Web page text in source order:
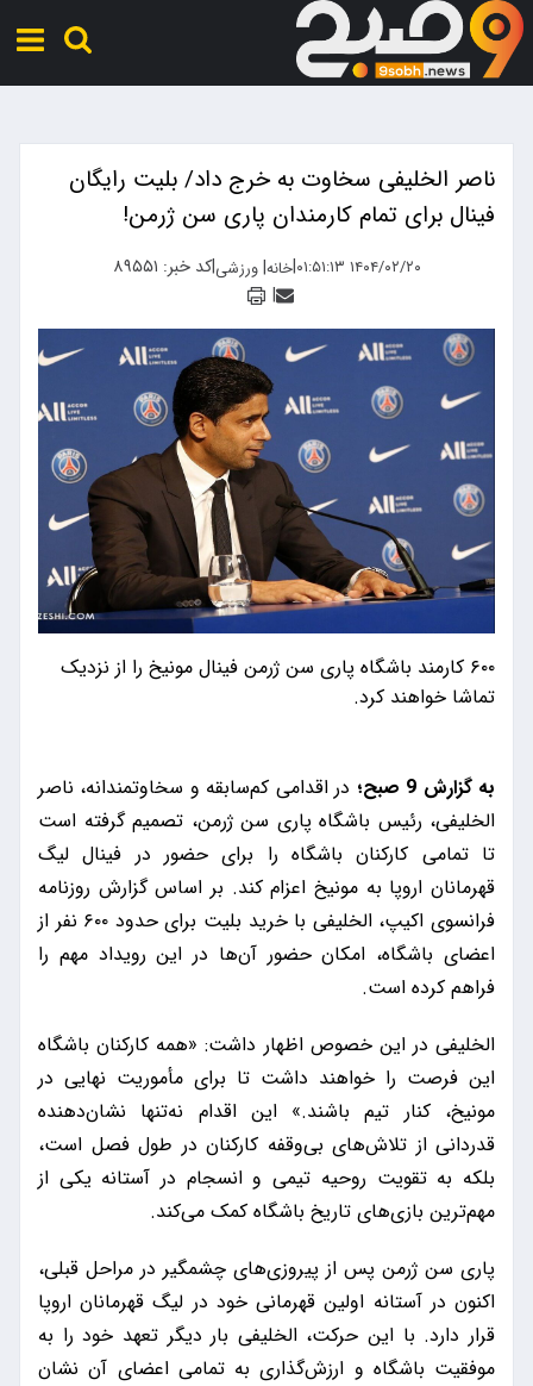
ناصر الخلیفی سخاوت به خرج داد/ بلیت رایگان
فینال برای تمام کارمندان پاری سن ژرمن!
۱۴۰۴/۰۲/۲۰ ۰۱:۵۱:۱۳ |خانه|ورزشی|کد خبر: ۸۹۵۵۱
|
۶۰۰ کارمند باشگاه پاری سن ژرمن فینال مونیخ را از نزدیک
تماشا خواهند کرد.
به گزارش 9 صبح؛
در اقدامی کم‌سابقه و سخاوتمندانه، ناصر
الخلیفی، رئیس باشگاه پاری سن ژرمن، تصمیم گرفته است
تا تمامی کارکنان باشگاه را برای حضور در فینال لیگ
قهرمانان اروپا به مونیخ اعزام کند. بر اساس گزارش روزنامه
فرانسوی اکیپ، الخلیفی با خرید بلیت برای حدود ۶۰۰ نفر از
اعضای باشگاه، امکان حضور آن‌ها در این رویداد مهم را
فراهم کرده است.
الخلیفی در این خصوص اظهار داشت: «همه کارکنان باشگاه
این فرصت را خواهند داشت تا برای مأموریت نهایی در
مونیخ، کنار تیم باشند.» این اقدام نه‌تنها نشان‌دهنده
قدردانی از تلاش‌های بی‌وقفه کارکنان در طول فصل است،
بلکه به تقویت روحیه تیمی و انسجام در آستانه یکی از
مهم‌ترین بازی‌های تاریخ باشگاه کمک می‌کند.
پاری سن ژرمن پس از پیروزی‌های چشمگیر در مراحل قبلی،
اکنون در آستانه اولین قهرمانی خود در لیگ قهرمانان اروپا
قرار دارد. با این حرکت، الخلیفی بار دیگر تعهد خود را به
موفقیت باشگاه و ارزش‌گذاری به تمامی اعضای آن نشان